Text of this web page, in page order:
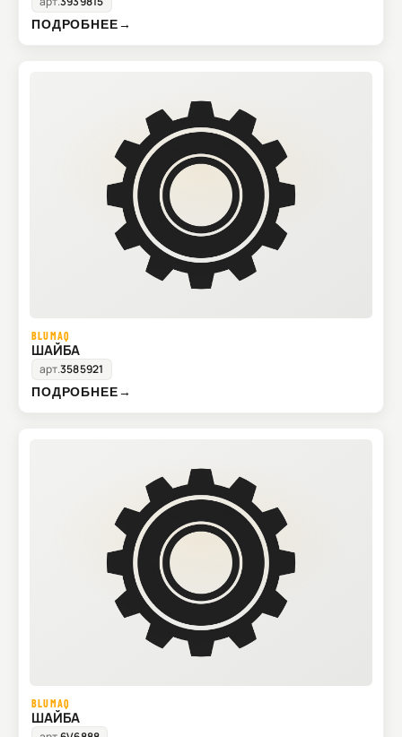
ПОДРОБНЕЕ→
BLUMAQ
ШАЙБА
арт.3585921
ПОДРОБНЕЕ→
BLUMAQ
ШАЙБА